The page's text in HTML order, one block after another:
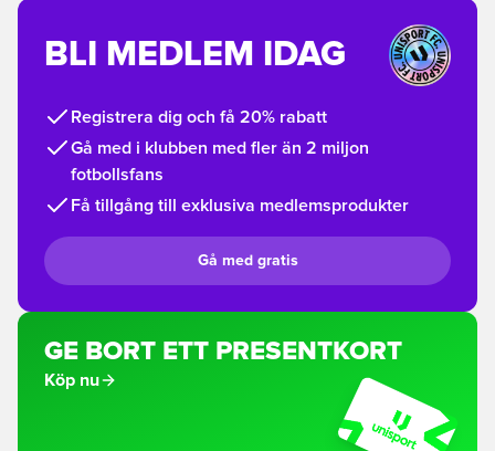
BLI MEDLEM IDAG
Registrera dig och få 20% rabatt
Gå med i klubben med fler än 2 miljon
fotbollsfans
Få tillgång till exklusiva medlemsprodukter
Gå med gratis
GE BORT ETT PRESENTKORT
Köp nu